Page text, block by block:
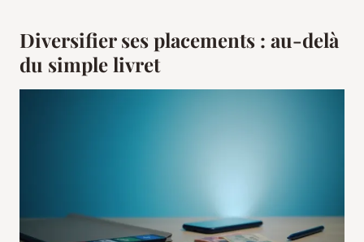
Diversifier ses placements : au-delà
du simple livret